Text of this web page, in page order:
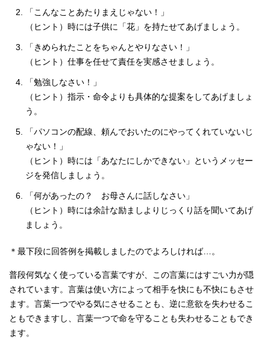
「こんなことあたりまえじゃない！」
（ヒント）時には子供に「花」を持たせてあげましょう。
「きめられたことをちゃんとやりなさい！」
（ヒント）仕事を任せて責任を実感させましょう。
「勉強しなさい！」
（ヒント）指示・命令よりも具体的な提案をしてあげましょ
う。
「パソコンの配線、頼んでおいたのにやってくれていないじ
ゃない！」
（ヒント）時には「あなたにしかできない」というメッセー
ジを発信しましょう。
「何があったの？ お母さんに話しなさい」
（ヒント）時には余計な励ましよりじっくり話を聞いてあげ
ましょう。
＊最下段に回答例を掲載しましたのでよろしければ…。
普段何気なく使っている言葉ですが、この言葉にはすごい力が隠
されています。言葉は使い方によって相手を快にも不快にもさせ
ます。言葉一つでやる気にさせることも、逆に意欲を失わせるこ
ともできますし、言葉一つで命を守ることも失わせることもでき
ます。